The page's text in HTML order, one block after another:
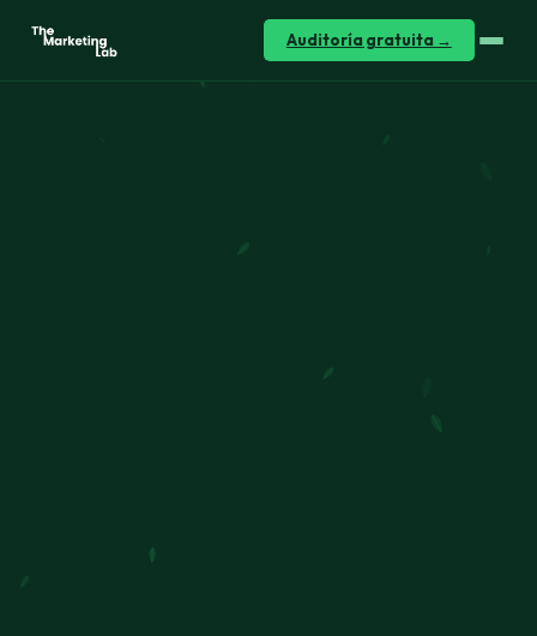
Sistema de captación
Auditoría gratuita →